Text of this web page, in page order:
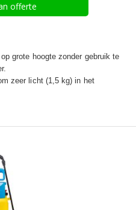
offerte
grote hoogte zonder gebruik te
zeer licht (1,5 kg) in het